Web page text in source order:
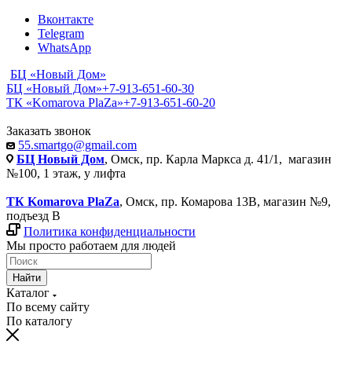
Вконтакте
Telegram
WhatsApp
БЦ «Новый Дом»
БЦ «Новый Дом»+7-913-651-60-30
ТК «Komarova PlaZa»+7-913-651-60-20
Заказать звонок
55.smartgo@gmail.com
БЦ Новый Дом, Омск, пр. Карла Маркса д. 41/1, магазин
№100, 1 этаж, у лифта
ТК Komarova PlaZa, Омск, пр. Комарова 13В, магазин №9,
подъезд В
Политика конфиденциальности
Мы просто работаем для людей
Найти
Каталог
По всему сайту
По каталогу